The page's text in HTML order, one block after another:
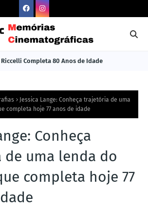
Completa 80 Anos de Idade
Jessica Lange: Conheça trajetória de uma
completa hoje 77 anos de idade
Conheça
uma lenda do
completa hoje 77